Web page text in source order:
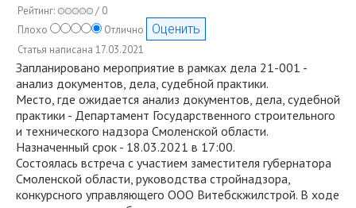
Рейтинг:
/ 0
Плохо
Отлично
Статья написана 17.03.2021
Запланировано мероприятие в рамках дела 21-001 -
анализ документов, дела, судебной практики.
Место, где ожидается анализ документов, дела, судебной
практики - Департамент Государственного строительного
и технического надзора Смоленской области.
Назначенный срок - 18.03.2021 в 17:00.
Состоялась встреча с участием заместителя губернатора
Смоленской области, руководства стройнадзора,
конкурсного управляющего ООО Витебскжилстрой. В ходе